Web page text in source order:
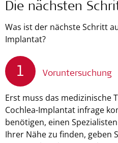
Die nächsten
Was ist der nächste Schritt
Implantat?
1 Voruntersuchung
Erst muss das medizinische
Cochlea-Implantat infrage
benötigen, einen
Ihrer Nähe zu finden, geben